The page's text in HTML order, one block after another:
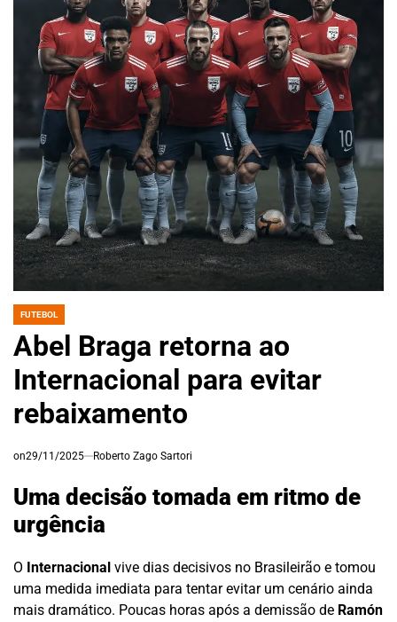
POSTED
FUTEBOL
Abel Braga retorna ao
Internacional para evitar
rebaixamento
on29/11/2025 Roberto Zago Sartori
Uma decisão tomada em ritmo de
urgência
O Internacional vive dias decisivos no Brasileirão e tomou
uma medida imediata para tentar evitar um cenário ainda
mais dramático. Poucas horas após a demissão de Ramón